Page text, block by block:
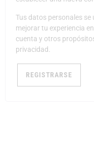
Tus datos personales
mejorar tu experiencia
cuenta y otros
privacidad
REGISTRARSE